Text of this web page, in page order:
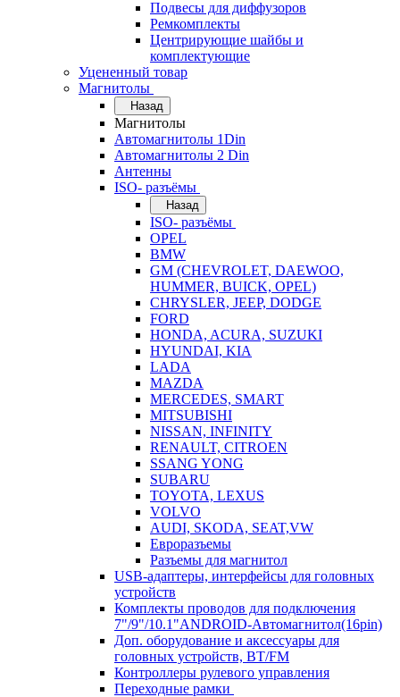
Подвесы для диффузоров
Ремкомплекты
Центрирующие шайбы и
комплектующие
Уцененный товар
Магнитолы
Назад
Магнитолы
Автомагнитолы 1Din
Автомагнитолы 2 Din
Антенны
ISO- разъёмы
Назад
ISO- разъёмы
OPEL
BMW
GM (CHEVROLET, DAEWOO,
HUMMER, BUICK, OPEL)
CHRYSLER, JEEP, DODGE
FORD
HONDA, ACURA, SUZUKI
HYUNDAI, KIA
LADA
MAZDA
MERCEDES, SMART
MITSUBISHI
NISSAN, INFINITY
RENAULT, CITROEN
SSANG YONG
SUBARU
TOYOTA, LEXUS
VOLVO
AUDI, SKODA, SEAT,VW
Евроразъемы
Разъемы для магнитол
USB-адаптеры, интерфейсы для головных
устройств
Комплекты проводов для подключения
7"/9"/10.1"ANDROID-Автомагнитол(16pin)
Доп. оборудование и аксессуары для
головных устройств, BT/FM
Контроллеры рулевого управления
Переходные рамки